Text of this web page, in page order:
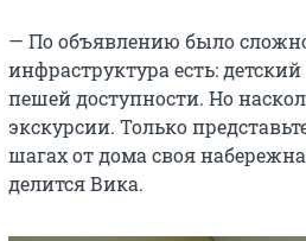
— По объявлению было
инфраструктура есть:
пешей доступности. Но
экскурсии. Только
шагах от дома своя
делится Вика.